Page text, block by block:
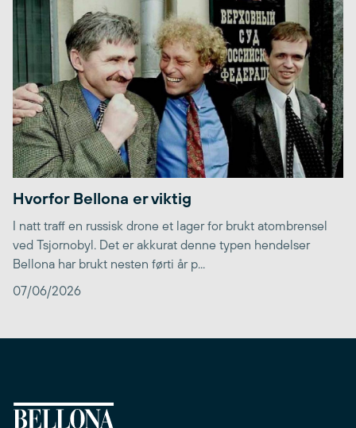
Hvorfor Bellona er viktig
I natt traff en russisk drone et lager for brukt atombrensel
ved Tsjornobyl. Det er akkurat denne typen hendelser
Bellona har brukt nesten førti år p...
07/06/2026